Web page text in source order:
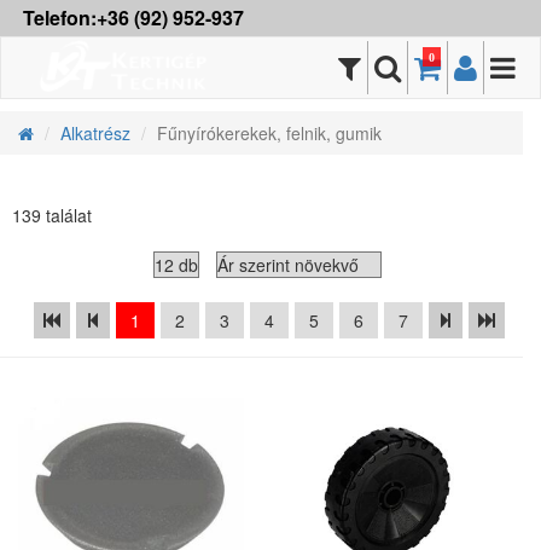
Telefon:+36 (92) 952-937
0
Alkatrész Fűnyírókerekek, felnik, gumik
139 találat
1 2 3 4 5 6 7